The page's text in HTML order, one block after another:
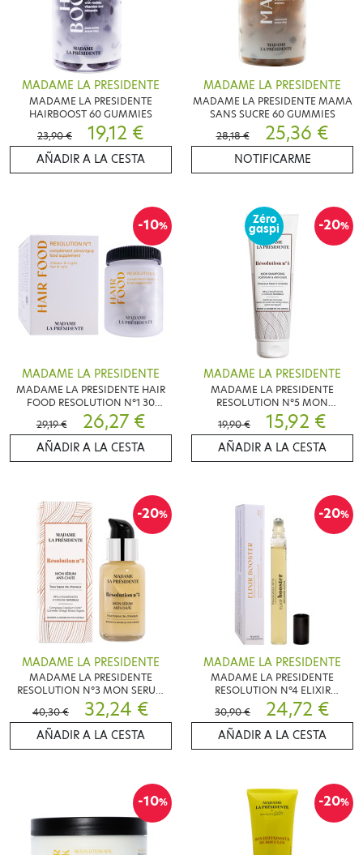
MADAME LA PRESIDENTE
MADAME LA PRESIDENTE
HAIRBOOST 60 GUMMIES
23,90 €
19,12 €
AÑADIR A LA CESTA
MADAME LA PRESIDENTE
MADAME LA PRESIDENTE MAMA
SANS SUCRE 60 GUMMIES
28,18 €
25,36 €
NOTIFICARME
-10%
MADAME LA PRESIDENTE
MADAME LA PRESIDENTE HAIR
FOOD RESOLUTION N°1 30
COMPRIMES
29,19 € 26,27 €
AÑADIR A LA CESTA
-20%
Zéro
gaspi
MADAME LA PRESIDENTE
MADAME LA PRESIDENTE
RESOLUTION N°5 MON
SHAMPOOING ANTI-CHUTE
250ML
19,90 € 15,92 €
AÑADIR A LA CESTA
-20%
MADAME LA PRESIDENTE
MADAME LA PRESIDENTE
RESOLUTION N°3 MON SERUM
ANTI-CHUTE 50ML
40,30 € 32,24 €
AÑADIR A LA CESTA
-20%
MADAME LA PRESIDENTE
MADAME LA PRESIDENTE
RESOLUTION N°4 ELIXIR
BOOSTER 10ML
30,90 € 24,72 €
AÑADIR A LA CESTA
-10% -20%